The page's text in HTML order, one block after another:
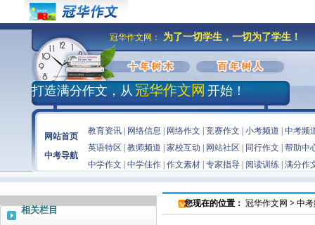
冠华作文网： 为了一切学生，一切为了学生！
打造满分作文，从 冠华作文网 开始！
网站首页
中考导航
教育资讯| 网络信息 网络作文 竞赛作文 小考频道
中考频
英语特区
教师频道 家校互动 网站社区 同行作文
帮助中
中学作文
中学佳作| 作文素材| 专家指导| 阅读训练| 满分作
相关栏目
您现在的位置： 冠华作文网 > 中